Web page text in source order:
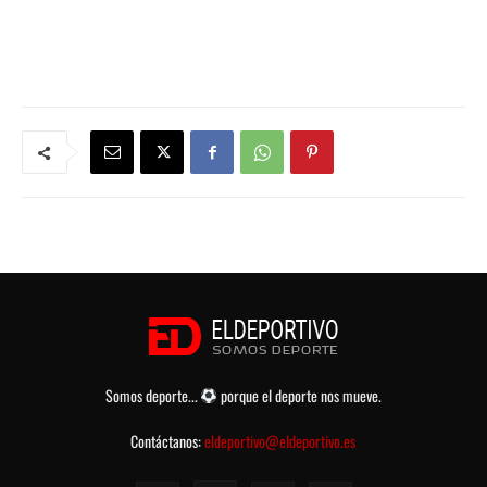
Somos deporte...
porque el deporte nos mueve.
Contáctanos:eldeportivo@eldeportivo.es